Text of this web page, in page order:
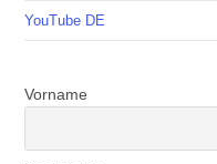
YouTube DE
Vorname